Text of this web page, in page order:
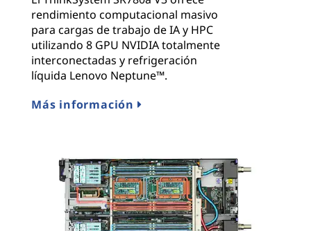
rendimiento computacional masivo
para cargas de trabajo de IA y HPC
utilizando 8 GPU NVIDIA totalmente
interconectadas y refrigeración
líquida Lenovo Neptune™.
Más información